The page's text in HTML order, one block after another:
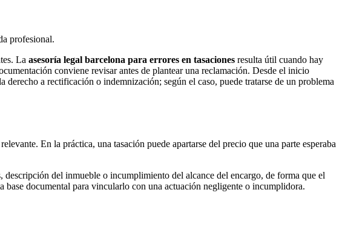
profesional.
La asesoría legal barcelona para errores en tasaciones resulta útil cuando hay
conviene revisar antes de plantear una reclamación. Desde el inicio
a rectificación o indemnización; según el caso, puede tratarse de un problema
En la práctica, una tasación puede apartarse del precio que una parte esperaba
descripción del inmueble o incumplimiento del alcance del encargo, de forma que el
base documental para vincularlo con una actuación negligente o incumplidora.